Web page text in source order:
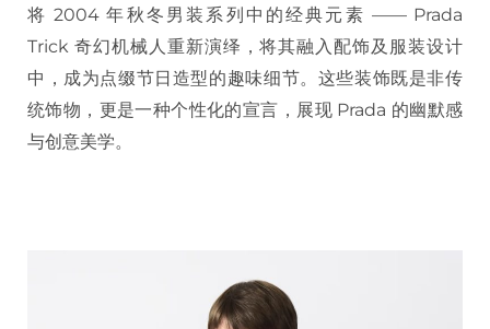
将 2004 年秋冬男装系列中的经典元素 —— Prada
Trick 奇幻机械人重新演绎，将其融入配饰及服装设计
中，成为点缀节日造型的趣味细节。这些装饰既是非传
统饰物，更是一种个性化的宣言，展现 Prada 的幽默感
与创意美学。